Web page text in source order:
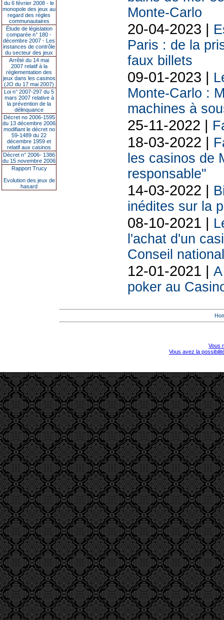
du 6 février 2008 - le
monopole des jeux au
regard des règles
communautaires
Étude de législation
comparée n° 180 -
décembre 2007 - Les
instances de contrôle
du secteur des jeux
Arrêté du 14 mai
2007 relatif à la
réglementation des
jeux dans les casinos
(JO du 17 mai 2007)
Loi n° 2007-297 du 5
mars 2007 relative à
la prévention de la
délinquance
Décret no 2006-1595
du 13 décembre 2006
modifiant le décret no
59-1489 du 22
décembre 1959 et
relatif aux casinos
Décret n° 2006- 1386
du 15 novembre 2006
Rapport Trucy
Evolution des jeux de
hasard
Monte-Carlo
20-04-2023 |
Paris : de la
faux billets
09-01-2023 |
Monte-Carlo :
machines à
25-11-2022 |
18-03-2022 |
les casinos de
responsable"
14-03-2022 |
inédites sur la
08-10-2021 |
l'achat d'un
Conseil
12-01-2021 |
poker au
Vous
Vous avez la